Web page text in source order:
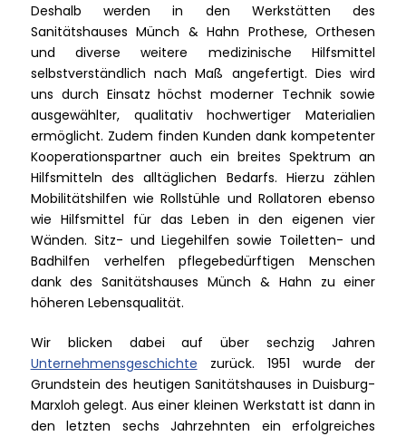
Deshalb werden in den Werkstätten des
Sanitätshauses Münch & Hahn Prothese, Orthesen
und diverse weitere medizinische Hilfsmittel
selbstverständlich nach Maß angefertigt. Dies wird
uns durch Einsatz höchst moderner Technik sowie
ausgewählter, qualitativ hochwertiger Materialien
ermöglicht. Zudem finden Kunden dank kompetenter
Kooperationspartner auch ein breites Spektrum an
Hilfsmitteln des alltäglichen Bedarfs. Hierzu zählen
Mobilitätshilfen wie Rollstühle und Rollatoren ebenso
wie Hilfsmittel für das Leben in den eigenen vier
Wänden. Sitz- und Liegehilfen sowie Toiletten- und
Badhilfen verhelfen pflegebedürftigen Menschen
dank des Sanitätshauses Münch & Hahn zu einer
höheren Lebensqualität.
Wir blicken dabei auf über sechzig Jahren
Unternehmensgeschichte zurück. 1951 wurde der
Grundstein des heutigen Sanitätshauses in Duisburg-
Marxloh gelegt. Aus einer kleinen Werkstatt ist dann in
den letzten sechs Jahrzehnten ein erfolgreiches